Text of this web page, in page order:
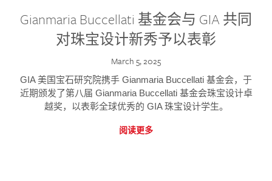
Gianmaria Buccellati 基金会与 GIA 共同
对珠宝设计新秀予以表彰
March 5, 2025
GIA 美国宝石研究院携手 Gianmaria Buccellati 基金会，于
近期颁发了第八届 Gianmaria Buccellati 基金会珠宝设计卓
越奖，以表彰全球优秀的 GIA 珠宝设计学生。
阅读更多